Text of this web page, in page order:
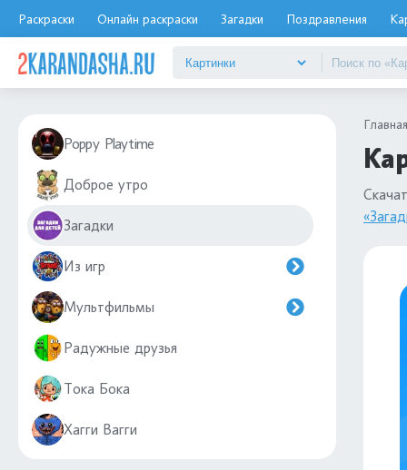
Раскраски Онлайн раскраски Загадки Поздравления
Poppy Playtime
Доброе утро
Загадки
Из игр
Мультфильмы
Радужные друзья
Тока Бока
Хагги Вагги
Главная